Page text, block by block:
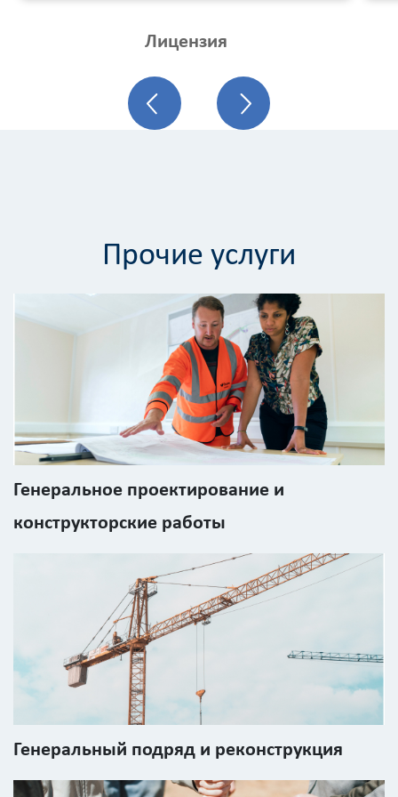
Лицензия
Прочие услуги
Генеральное проектирование и
конструкторские работы
Генеральный подряд и реконструкция
расчёта
стоимости
работ
Вид
работ
?
Назначение
здания
?
работ